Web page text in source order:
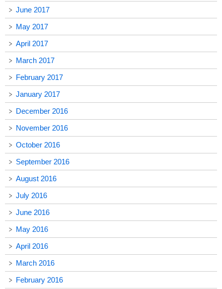
June 2017
May 2017
April 2017
March 2017
February 2017
January 2017
December 2016
November 2016
October 2016
September 2016
August 2016
July 2016
June 2016
May 2016
April 2016
March 2016
February 2016